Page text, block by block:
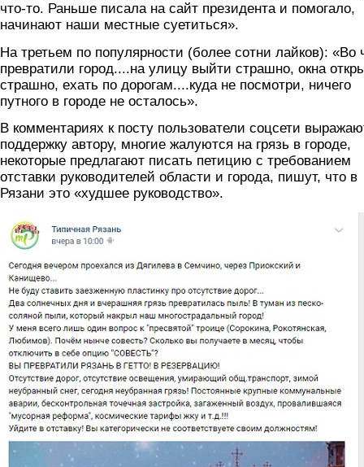
что-то. Раньше писала на сайт президента и помогало,
начинают наши местные суетиться».
На третьем по популярности (более сотни лайков): «Во
превратили город....на улицу выйти страшно, окна
страшно, ехать по дорогам....куда не посмотри, ничего
путного в городе не осталось».
В комментариях к посту пользователи соцсети
поддержку автору, многие жалуются на грязь в городе,
некоторые предлагают писать петицию с требованием
отставки руководителей области и города, пишут, что в
Рязани это «худшее руководство».
post.jpg